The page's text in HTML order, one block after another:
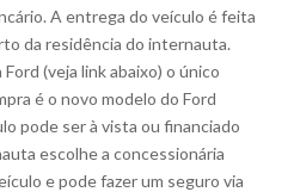
A entrega do veículo é feita
da residência do internauta.
(veja link abaixo) o único
é o novo modelo do Ford
pode ser à vista ou financiado
escolhe a concessionária
e pode fazer um seguro via